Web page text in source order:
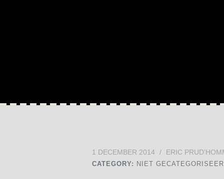
1 DECEMBER 2014 / ERIC
CATEGORY: NIET